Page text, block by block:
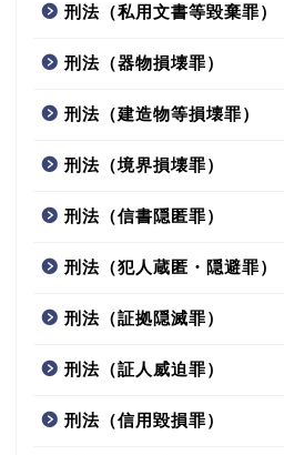
刑法（私用文書等毀棄罪）
刑法（器物損壊罪）
刑法（建造物等損壊罪）
刑法（境界損壊罪）
刑法（信書隠匿罪）
刑法（犯人蔵匿・隠避罪）
刑法（証拠隠滅罪）
刑法（証人威迫罪）
刑法（信用毀損罪）